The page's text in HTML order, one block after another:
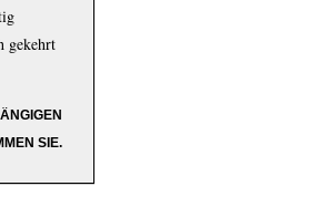
gekehrt
SIE.